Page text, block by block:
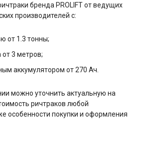
бренда PROLIFT от ведущих
производителей с:
от 1.3 тонны;
3 метров;
аккумулятором от 270 Ач.
можно уточнить актуальную на
ричтраков любой
особенности покупки и оформления